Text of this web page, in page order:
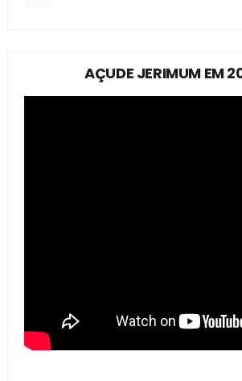
AÇUDE JERIMUM EM